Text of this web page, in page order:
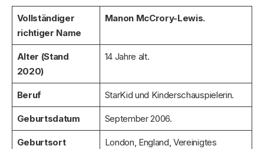
Vollständiger
richtiger Name
Manon McCrory-Lewis.
Alter (Stand
2020)
14 Jahre alt.
Beruf StarKid und Kinderschauspielerin.
Geburtsdatum September 2006.
Geburtsort
London, England, Vereinigtes